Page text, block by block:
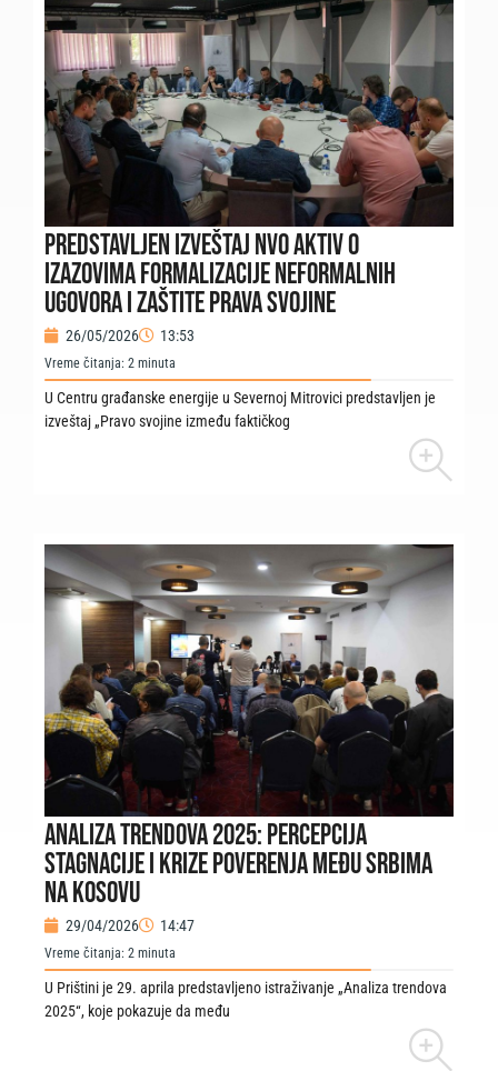
Predstavljen izveštaj NVO Aktiv o
izazovima formalizacije neformalnih
ugovora i zaštite prava svojine
26/05/2026 13:53
Vreme čitanja: 2 minuta
U Centru građanske energije u Severnoj Mitrovici predstavljen je
izveštaj „Pravo svojine između faktičkog
ANALIZA TRENDOVA 2025: PERCEPCIJA
STAGNACIJE I KRIZE POVERENJA MEĐU SRBIMA
NA KOSOVU
29/04/2026 14:47
Vreme čitanja: 2 minuta
U Prištini je 29. aprila predstavljeno istraživanje „Analiza trendova
2025“, koje pokazuje da među